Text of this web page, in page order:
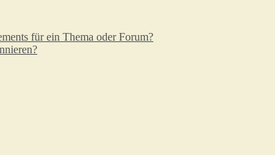
für ein Thema oder Forum?